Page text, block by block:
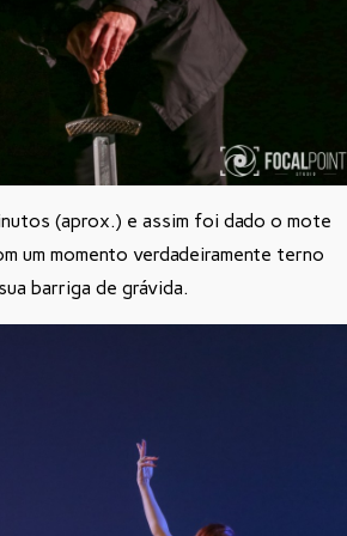
(aprox.) e assim foi dado o mote
um momento verdadeiramente terno
barriga de grávida.